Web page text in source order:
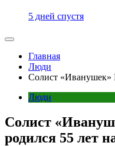
5 дней спустя
Главная
Люди
Солист «Иванушек»
Люди
Солист
родился 55 лет